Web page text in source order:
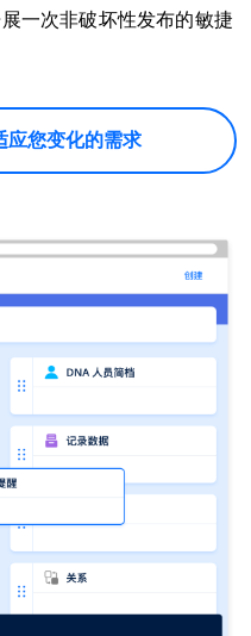
一次非破坏性发布的敏捷
您变化的需求